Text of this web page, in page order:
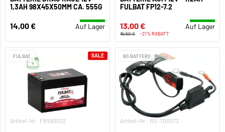
1,3AH 98X45X50MM CA. 555G
14,00 € Auf Lager
FULBAT FP12-7.2
13,00 € Auf Lager
16,50 € -21% RABATT
FULBAT
Artikel-Nr.: FB593022
SALE BS BATTERY
Artikel-Nr.: BS-700573